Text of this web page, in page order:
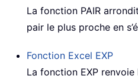
La fonction PAIR
pair le plus proche en
Fonction Excel EXP
La fonction EXP